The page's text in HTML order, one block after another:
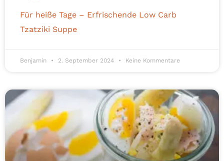
Für heiße Tage – Erfrischende Low Carb
Tzatziki Suppe
Benjamin 2. September 2024 Keine Kommentare